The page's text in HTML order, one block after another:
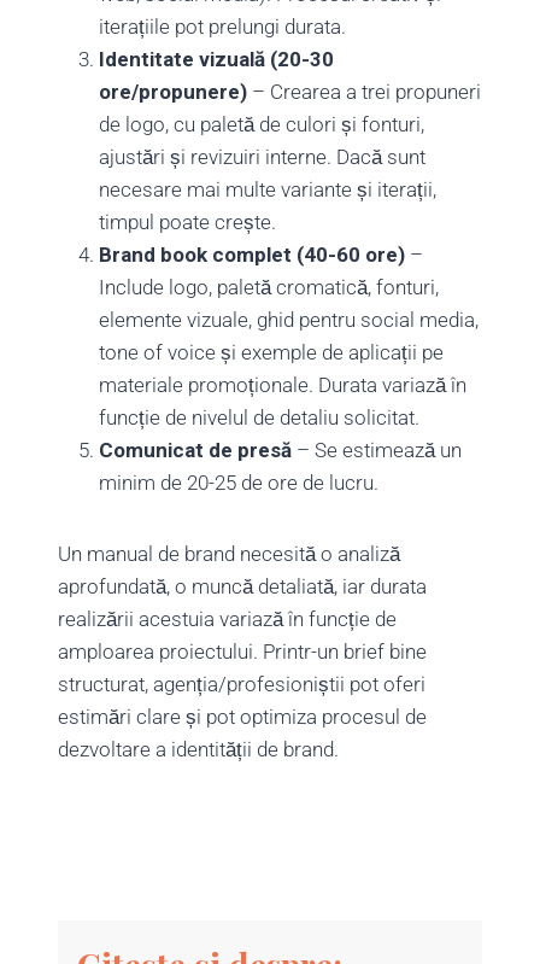
iterațiile pot prelungi durata.
Identitate vizuală (20-30
ore/propunere) – Crearea a trei propuneri
de logo, cu paletă de culori și fonturi,
ajustări și revizuiri interne. Dacă sunt
necesare mai multe variante și iterații,
timpul poate crește.
Brand book complet (40-60 ore) –
Include logo, paletă cromatică, fonturi,
elemente vizuale, ghid pentru social media,
tone of voice și exemple de aplicații pe
materiale promoționale. Durata variază în
funcție de nivelul de detaliu solicitat.
Comunicat de presă – Se estimează un
minim de 20-25 de ore de lucru.
Un manual de brand necesită o analiză
aprofundată, o muncă detaliată, iar durata
realizării acestuia variază în funcție de
amploarea proiectului. Printr-un brief bine
structurat, agenția/profesioniștii pot oferi
estimări clare și pot optimiza procesul de
dezvoltare a identității de brand.